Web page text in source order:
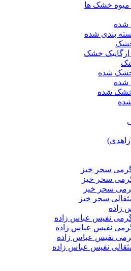
خشک ها
شده
بندی شده
ارگانیک خشک
شده
شده
شده
سحر خیز
سحر خیز
سحر خیز
سحر خیز
زاده
نفیس عباس زاده
نفیس عباس زاده
نفیس عباس زاده
نفیس عباس زاده